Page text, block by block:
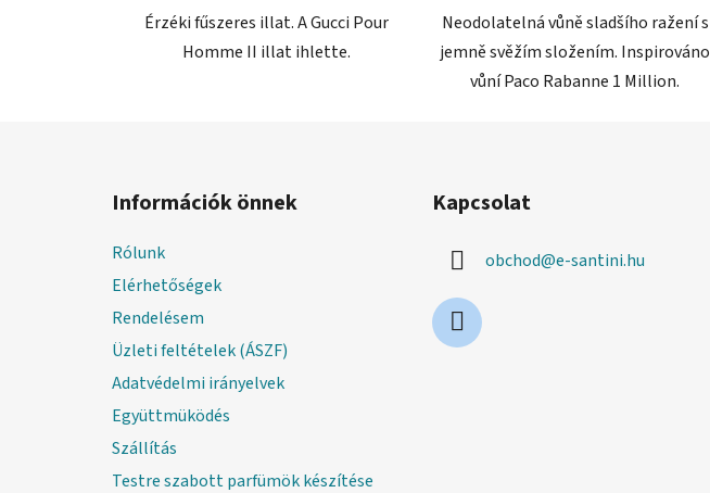
Érzéki fűszeres illat. A Gucci Pour
Homme II illat ihlette.
Neodolatelná vůně sladšího ražení s
jemně svěžím složením. Inspirováno
vůní Paco Rabanne 1 Million.
Információk önnek
Rólunk
Elérhetőségek
Rendelésem
Üzleti feltételek (ÁSZF)
Adatvédelmi irányelvek
Együttmüködés
Szállítás
Testre szabott parfümök készítése
Kapcsolat
obchod@e-santini.hu